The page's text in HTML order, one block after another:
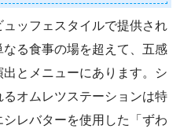
ッフェスタイルで提供され
る食事の場を超えて、五感
とメニューにあります。シ
オムレツステーションは特
レバターを使用した「ずわ